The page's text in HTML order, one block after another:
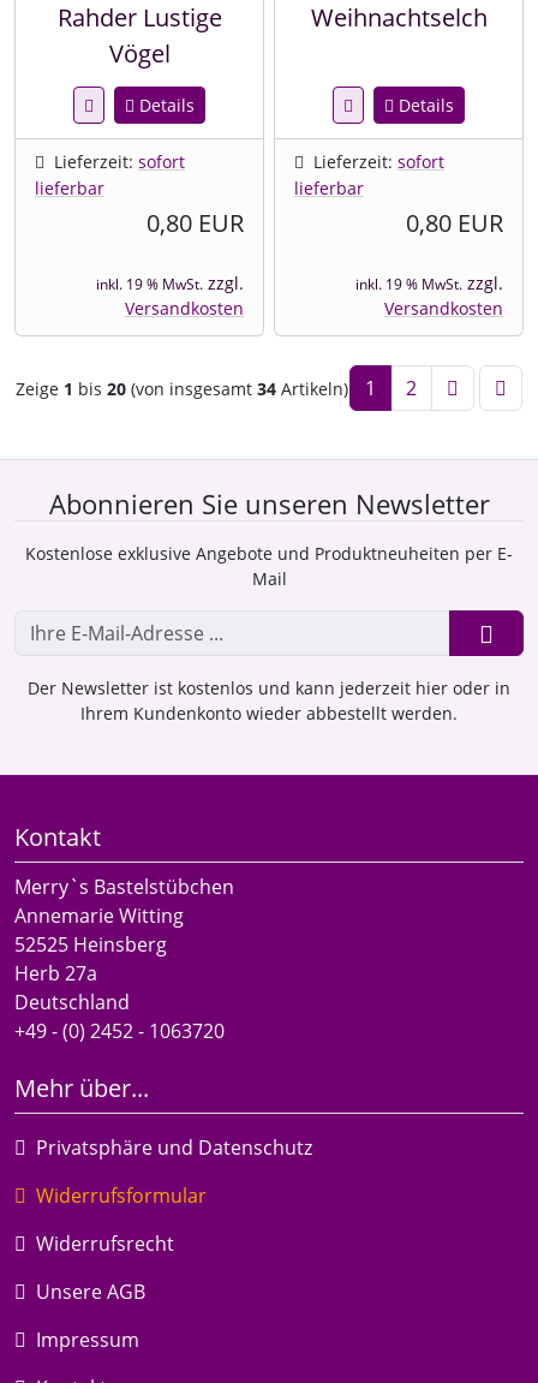
Rahder Lustige
Vögel
Details
Lieferzeit: sofort
lieferbar
0,80 EUR
inkl. 19 % MwSt. zzgl.
Versandkosten
Weihnachtselch
Details
Lieferzeit: sofort
lieferbar
0,80 EUR
inkl. 19 % MwSt. zzgl.
Versandkosten
Zeige 1 bis 20(von insgesamt 34Artikeln) 1 2
Abonnieren Sie unseren Newsletter
Kostenlose exklusive Angebote und Produktneuheiten per E-
Mail
Der Newsletter ist kostenlos und kann jederzeit hier oder in
Ihrem Kundenkonto wieder abbestellt werden.
Kontakt
Merry`s Bastelstübchen
Annemarie Witting
52525 Heinsberg
Herb 27a
Deutschland
+49 - (0) 2452 - 1063720
Mehr über...
Privatsphäre und Datenschutz
Widerrufsformular
Widerrufsrecht
Unsere AGB
Impressum